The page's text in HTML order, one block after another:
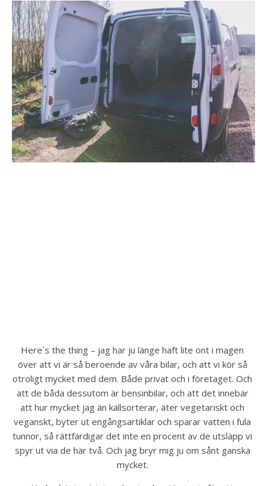
Here´s the thing – jag har ju länge haft lite ont i magen
över att vi är så beroende av våra bilar, och att vi kör så
otroligt mycket med dem. Både privat och i företaget. Och
att de båda dessutom är bensinbilar, och att det innebär
att hur mycket jag än källsorterar, äter vegetariskt och
veganskt, byter ut engångsartiklar och sparar vatten i fula
tunnor, så rättfärdigar det inte en procent av de utsläpp vi
spyr ut via de här två. Och jag bryr mig ju om sånt ganska
mycket.